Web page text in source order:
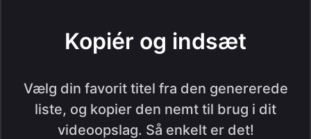
Kopiér og indsæt
Vælg din favorit titel fra den genererede
liste, og kopier den nemt til brug i dit
videoopslag. Så enkelt er det!